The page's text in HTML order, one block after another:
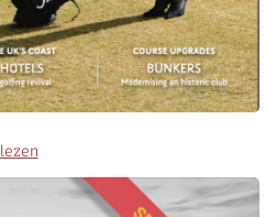
lezen